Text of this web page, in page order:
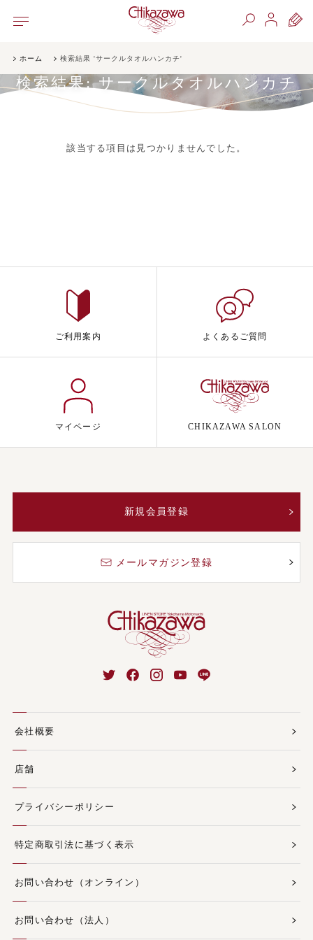
ホーム 検索結果 'サークルタオルハンカチ'
検索結果:サークルタオルハンカチ
該当する項目は見つかりませんでした。
ご利用案内 よくあるご質問
マイページ CHIKAZAWA SALON
新規会員登録
メールマガジン登録
会社概要
店舗
プライバシーポリシー
特定商取引法に基づく表示
お問い合わせ（オンライン）
お問い合わせ（法人）